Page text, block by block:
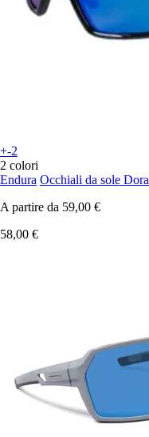
+-2
2 colori
Endura Occhiali da sole
A partire da 59,00 €
58,00 €